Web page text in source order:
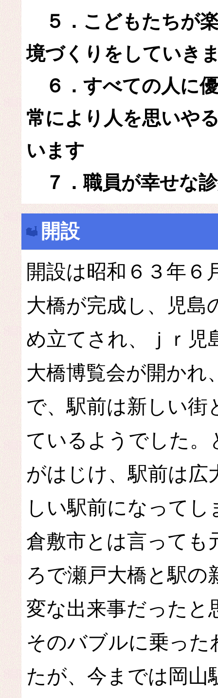
５．こどもたちが
境づくりをしていき
６．すべての人に
常により人を思いや
います
７．職員が幸せな
開設
開設は昭和６３年６
大橋が完成し、児島
め立てされ、ｊｒ児
大橋博覧会が開かれ
で、駅前は新しい街
ているようでした
がはじけ、駅前は広
しい駅前になって
倉敷市とは言っても
ろで瀬戸大橋と駅の
変な出来事だったと
そのバブルに乗っ
たが、今までは岡山